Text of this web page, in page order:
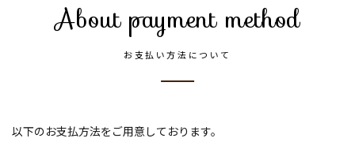
About payment method
お支払い方法について
以下のお支払方法をご用意しております。